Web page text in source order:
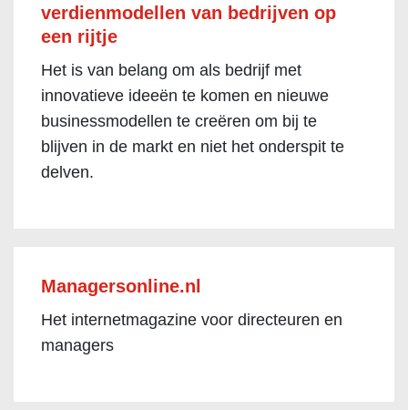
verdienmodellen van bedrijven op
een rijtje
Het is van belang om als bedrijf met
innovatieve ideeën te komen en nieuwe
businessmodellen te creëren om bij te
blijven in de markt en niet het onderspit te
delven.
Managersonline.nl
Het internetmagazine voor directeuren en
managers